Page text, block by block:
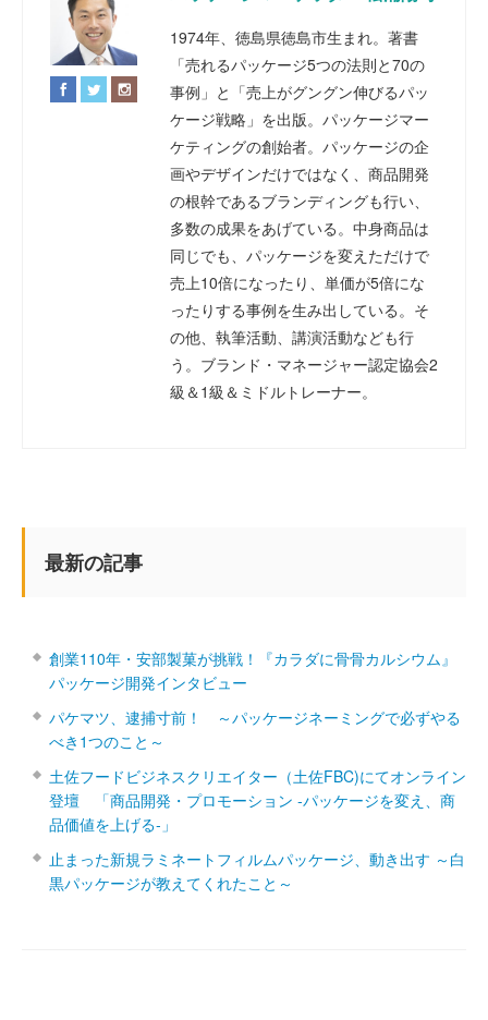
1974年、徳島県徳島市生まれ。著書
「売れるパッケージ5つの法則と70の
事例」と「売上がグングン伸びるパッ
ケージ戦略」を出版。パッケージマー
ケティングの創始者。パッケージの企
画やデザインだけではなく、商品開発
の根幹であるブランディングも行い、
多数の成果をあげている。中身商品は
同じでも、パッケージを変えただけで
売上10倍になったり、単価が5倍にな
ったりする事例を生み出している。そ
の他、執筆活動、講演活動なども行
う。ブランド・マネージャー認定協会2
級＆1級＆ミドルトレーナー。
最新の記事
創業110年・安部製菓が挑戦！『カラダに骨骨カルシウム』
パッケージ開発インタビュー
パケマツ、逮捕寸前！ ～パッケージネーミングで必ずやる
べき1つのこと～
土佐フードビジネスクリエイター（土佐FBC)にてオンライン
登壇 「商品開発・プロモーション ‐パッケージを変え、商
品価値を上げる‐」
止まった新規ラミネートフィルムパッケージ、動き出す ～白
黒パッケージが教えてくれたこと～